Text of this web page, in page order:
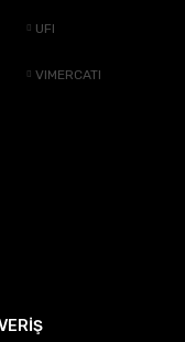
UFI
VIMERCATI